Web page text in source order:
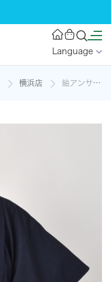
Language
横浜店 紬アンサンブル(濃紺無地)の着物レンタル